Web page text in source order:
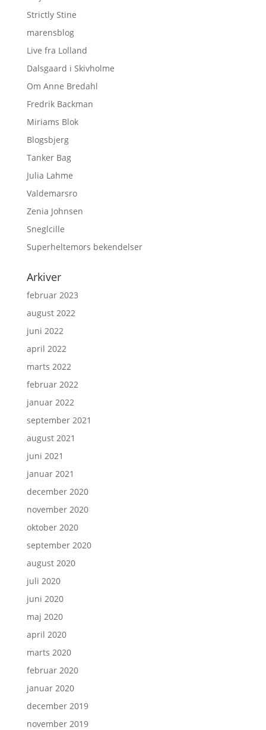
Strictly Stine
marensblog
Live fra Lolland
Dalsgaard i Skivholme
Om Anne Bredahl
Fredrik Backman
Miriams Blok
Blogsbjerg
Tanker Bag
Julia Lahme
Valdemarsro
Zenia Johnsen
Sneglcille
Superheltemors bekendelser
Arkiver
februar 2023
august 2022
juni 2022
april 2022
marts 2022
februar 2022
januar 2022
september 2021
august 2021
juni 2021
januar 2021
december 2020
november 2020
oktober 2020
september 2020
august 2020
juli 2020
juni 2020
maj 2020
april 2020
marts 2020
februar 2020
januar 2020
december 2019
november 2019